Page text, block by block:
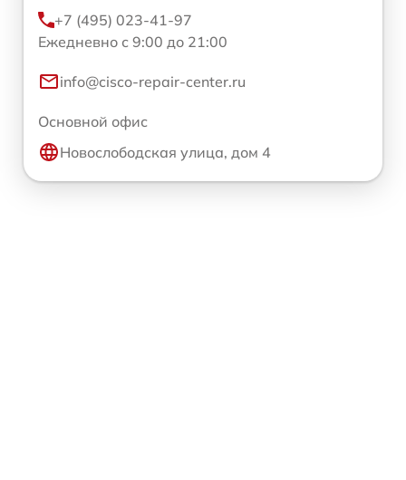
+7 (495) 023-41-97
Ежедневно с 9:00 до 21:00
info@cisco-repair-center.ru
Основной офис
Новослободская улица, дом 4